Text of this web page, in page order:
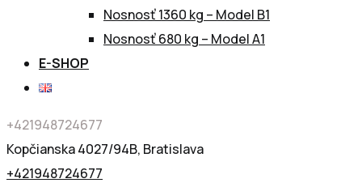
Nosnosť 1360 kg – Model B1
Nosnosť 680 kg – Model A1
E-SHOP
+421948724677
Kopčianska 4027/94B, Bratislava
+421948724677